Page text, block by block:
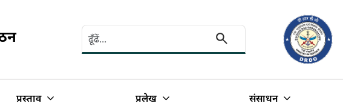
Search here
प्रस्ताव प्रलेख संसाधन